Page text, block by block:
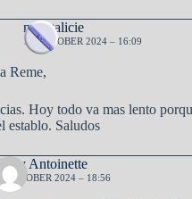
naargalicie
16 OKTOBER 2024 – 16:09
Reme,
Hoy todo va mas lento
establo. Saludos
y Antoinette
OKTOBER 2024 – 18:56